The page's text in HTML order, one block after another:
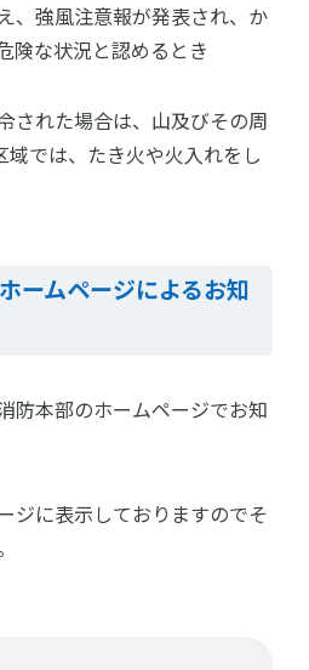
、強風注意報が発表され、か
険な状況と認めるとき
れた場合は、山及びその周
では、たき火や火入れをし
ームページによるお知
防本部のホームページでお知
ジに表示しておりますのでそ